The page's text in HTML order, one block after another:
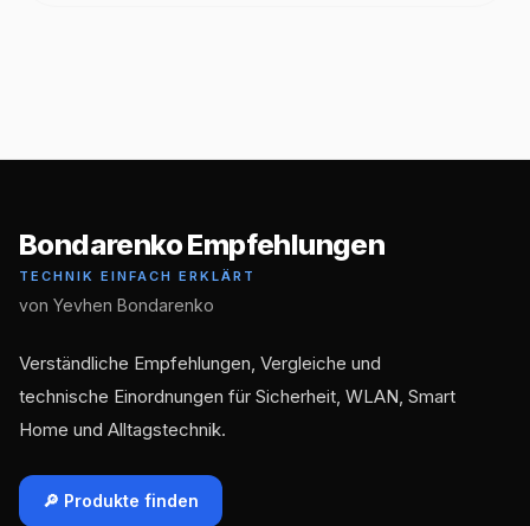
Bondarenko Empfehlungen
TECHNIK EINFACH ERKLÄRT
von Yevhen Bondarenko
Verständliche Empfehlungen, Vergleiche und
technische Einordnungen für Sicherheit, WLAN, Smart
Home und Alltagstechnik.
🔎 Produkte finden